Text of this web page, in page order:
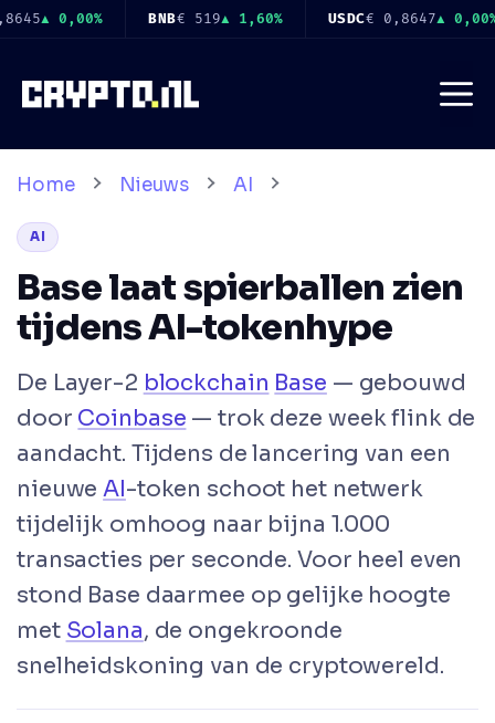
Ga
inhoud
USDC € 0,8647 ▲ 0,00% XRP€ 0,8867▼ 1,10% SOL€
Home Nieuws AI
AI
Base laat spierballen zien
tijdens AI-tokenhype
De Layer-2 blockchain Base — gebouwd
door Coinbase — trok deze week flink de
aandacht. Tijdens de lancering van een
nieuweAI-token schoot het netwerk
tijdelijk omhoog naar bijna 1.000
transacties per seconde. Voor heel even
stond Base daarmee op gelijke hoogte
met Solana, de ongekroonde
snelheidskoning van de cryptowereld.